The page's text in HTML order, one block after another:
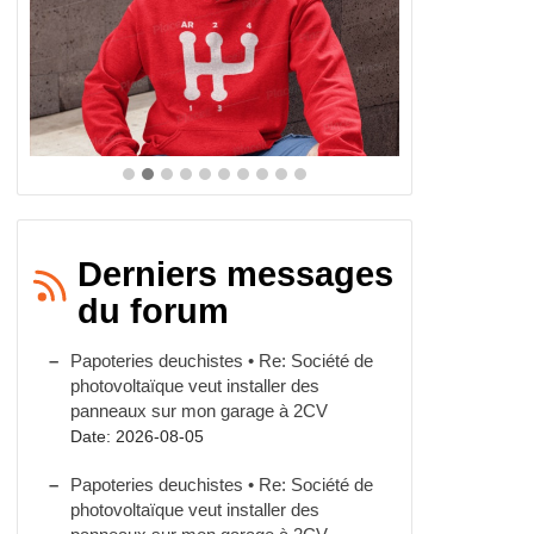
Derniers messages
du forum
Papoteries deuchistes • Re: Société de
photovoltaïque veut installer des
panneaux sur mon garage à 2CV
Date: 2026-08-05
Papoteries deuchistes • Re: Société de
photovoltaïque veut installer des